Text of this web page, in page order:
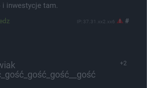
inwestycje tam.
IP: 37.31.xx2.xx6 #
+2